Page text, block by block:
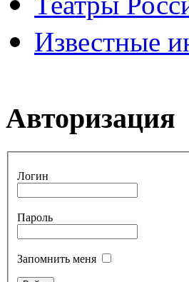
Известные
Авторизация
Логин
Пароль
Запомнить меня